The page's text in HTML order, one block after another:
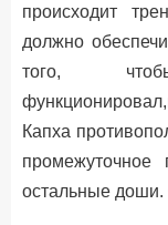
происходит
должно
того,
Капха
остальные